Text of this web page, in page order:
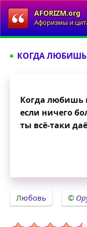
AFORIZM.org
Афоризмы и
КОГДА ЛЮБИШЬ
Когда любишь
если ничего
ты всё-таки
Любовь